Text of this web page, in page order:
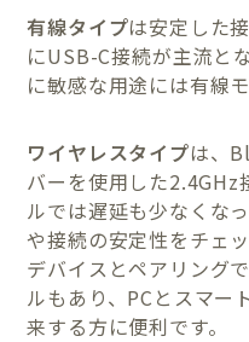
有線タイプは安定した
にUSB-C接続が主流と
に敏感な用途には有線
ワイヤレスタイプは、
バーを使用した2.4GHz
ルでは遅延も少なくな
や接続の安定性をチェ
デバイスとペアリング
ルもあり、PCとスマー
来する方に便利です。